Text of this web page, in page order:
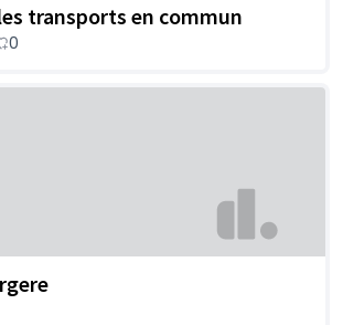
transports en commun
0